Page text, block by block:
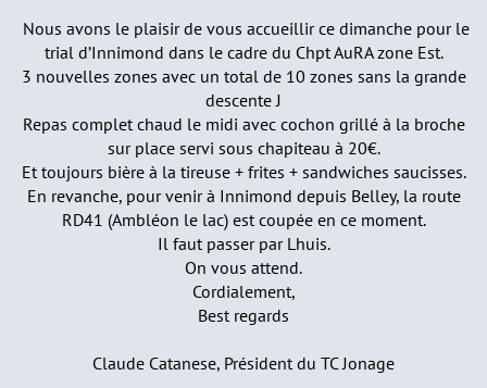
Nous avons le plaisir de vous accueillir ce dimanche pour le
trial d’Innimond dans le cadre du Chpt AuRA zone Est.
3 nouvelles zones avec un total de 10 zones sans la grande
descente J
Repas complet chaud le midi avec cochon grillé à la broche
sur place servi sous chapiteau à 20€.
Et toujours bière à la tireuse + frites + sandwiches saucisses.
En revanche, pour venir à Innimond depuis Belley, la route
RD41 (Ambléon le lac) est coupée en ce moment.
Il faut passer par Lhuis.
On vous attend.
Cordialement,
Best regards
Claude Catanese, Président du TC Jonage